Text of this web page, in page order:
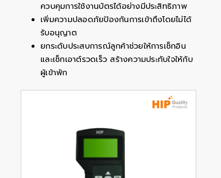
ควบคุมการใช้งานบัตรได้อย่างมีประสิทธิภาพ
เพิ่มความปลอดภัยป้องกันการเข้าถึงโดยไม่ได้
รับอนุญาต
ยกระดับประสบการณ์ลูกค้าช่วยให้การเช็กอิน
และเช็กเอาต์รวดเร็ว สร้างความประทับใจให้กับ
ผู้เข้าพัก